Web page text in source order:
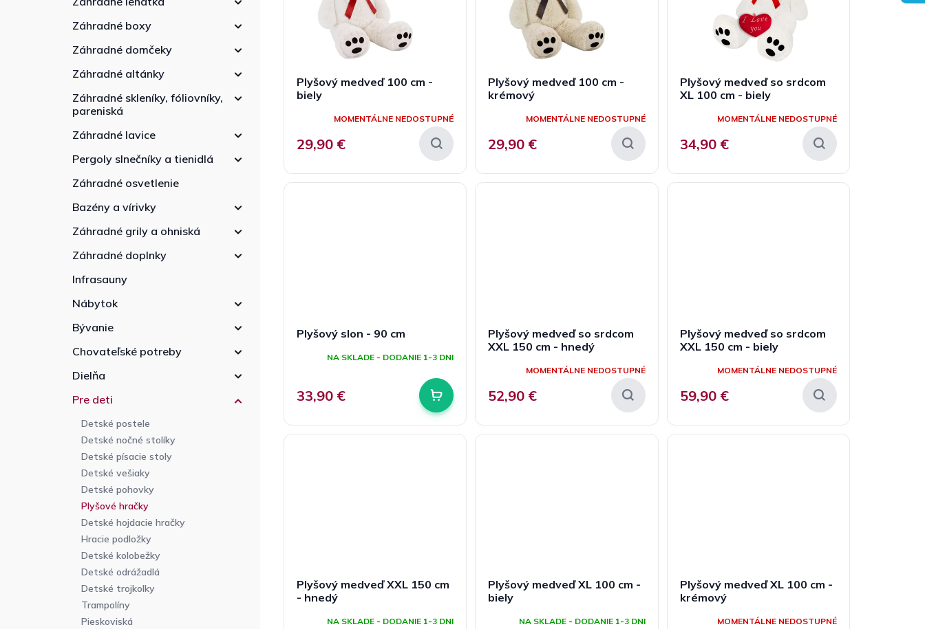
Záhradné boxy
Záhradné domčeky
Záhradné altánky
Záhradné skleníky, fóliovníky,
pareniská
Záhradné lavice
Pergoly slnečníky a tienidlá
Záhradné osvetlenie
Bazény a vírivky
Záhradné grily a ohniská
Záhradné doplnky
Infrasauny
Nábytok
Bývanie
Chovateľské potreby
Dielňa
Pre deti
Detské postele
Detské nočné stolíky
Detské písacie stoly
Detské vešiaky
Detské pohovky
Plyšové hračky
Detské hojdacie hračky
Hracie podložky
Detské kolobežky
Detské odrážadlá
Detské trojkolky
Trampolíny
Pieskoviská
Plyšový medveď 100 cm -
biely
MOMENTÁLNE NEDOSTUPNÉ
29,90 €
Plyšový medveď 100 cm -
krémový
MOMENTÁLNE NEDOSTUPNÉ
29,90 €
Plyšový medveď so srdcom
XL 100 cm - biely
MOMENTÁLNE NEDOSTUPNÉ
34,90 €
Plyšový slon - 90 cm
NA SKLADE - DODANIE 1-3 DNI
33,90 €
Plyšový medveď so srdcom
XXL 150 cm - hnedý
MOMENTÁLNE NEDOSTUPNÉ
52,90 €
Plyšový medveď so srdcom
XXL 150 cm - biely
MOMENTÁLNE NEDOSTUPNÉ
59,90 €
Plyšový medveď XXL 150 cm
- hnedý
NA SKLADE - DODANIE 1-3 DNI
Plyšový medveď XL 100 cm -
biely
NA SKLADE - DODANIE 1-3 DNI
Plyšový medveď XL 100 cm -
krémový
MOMENTÁLNE NEDOSTUPNÉ